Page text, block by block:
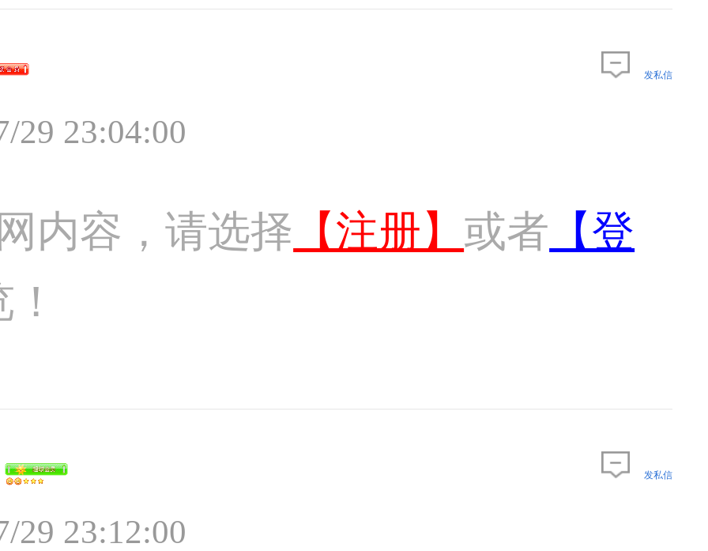
29 23:04:00
发私信
内容，请选择 【注册】 或者 【登
29 23:12:00
发私信